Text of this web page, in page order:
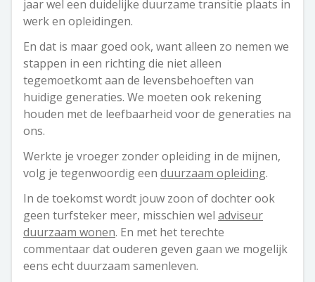
jaar wel een duidelijke duurzame transitie plaats in
werk en opleidingen.
En dat is maar goed ook, want alleen zo nemen we
stappen in een richting die niet alleen
tegemoetkomt aan de levensbehoeften van
huidige generaties. We moeten ook rekening
houden met de leefbaarheid voor de generaties na
ons.
Werkte je vroeger zonder opleiding in de mijnen,
volg je tegenwoordig een duurzaam opleiding.
In de toekomst wordt jouw zoon of dochter ook
geen turfsteker meer, misschien wel adviseur
duurzaam wonen. En met het terechte
commentaar dat ouderen geven gaan we mogelijk
eens echt duurzaam samenleven.